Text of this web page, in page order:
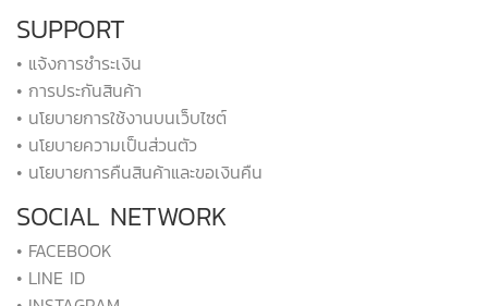
SUPPORT
• แจ้งการชำระเงิน
• การประกันสินค้า
• นโยบายการใช้งานบนเว็บไซต์
• นโยบายความเป็นส่วนตัว
• นโยบายการคืนสินค้าและขอเงินคืน
SOCIAL NETWORK
• FACEBOOK
• LINE ID